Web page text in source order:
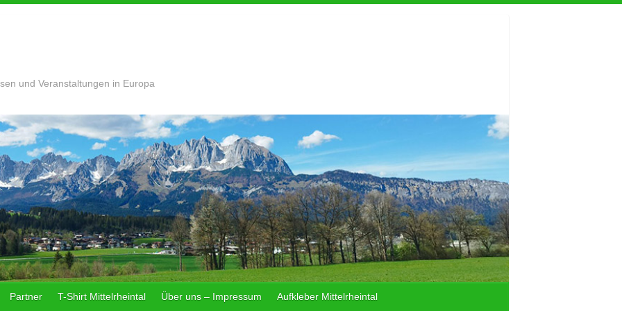
und Veranstaltungen in Europa
Partner T-Shirt Mittelrheintal Über uns – Impressum Aufkleber Mittelrheintal